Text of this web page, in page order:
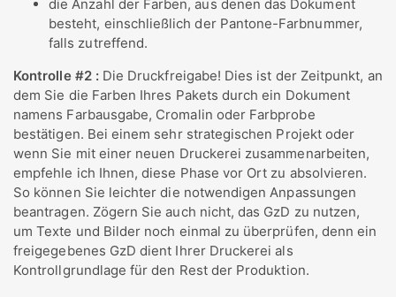
die Anzahl der Farben, aus denen das Dokument
besteht, einschließlich der Pantone-Farbnummer,
falls zutreffend.
Kontrolle #2 : Die Druckfreigabe! Dies ist der Zeitpunkt, an
dem Sie die Farben Ihres Pakets durch ein Dokument
namens Farbausgabe, Cromalin oder Farbprobe
bestätigen. Bei einem sehr strategischen Projekt oder
wenn Sie mit einer neuen Druckerei zusammenarbeiten,
empfehle ich Ihnen, diese Phase vor Ort zu absolvieren.
So können Sie leichter die notwendigen Anpassungen
beantragen. Zögern Sie auch nicht, das GzD zu nutzen,
um Texte und Bilder noch einmal zu überprüfen, denn ein
freigegebenes GzD dient Ihrer Druckerei als
Kontrollgrundlage für den Rest der Produktion.